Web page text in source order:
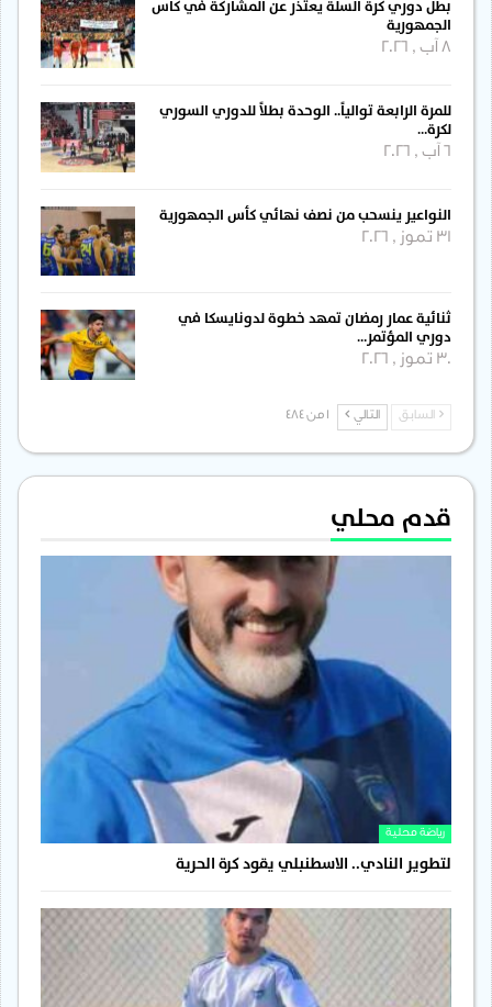
بطل دوري كرة السلة يعتذر عن المشاركة في كأس
الجمهورية
للمرة الرابعة توالياً.. الوحدة بطلاً للدوري السوري
لكرة…
النواعير ينسحب من نصف نهائي كأس الجمهورية
31 تموز , 2026
ثنائية عمار رمضان تمهد خطوة لدونايسكا في
دوري المؤتمر…
30 تموز , 2026
السابق التالي
قدم محلي
رياضة محلية
لتطوير النادي.. الاسطنبلي يقود كرة الحرية